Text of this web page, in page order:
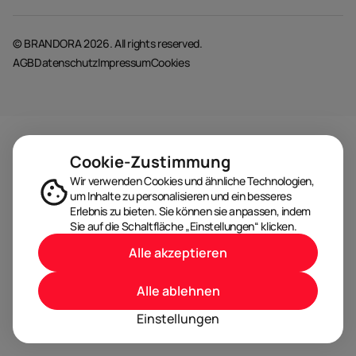
© BRANDORA 2026. All rights reserved.
AGBDatenschutzImpressumCookies
Cookie-Zustimmung
Wir verwenden Cookies und ähnliche Technologien,
um Inhalte zu personalisieren und ein besseres
Erlebnis zu bieten. Sie können sie anpassen, indem
Sie auf die Schaltfläche „Einstellungen“ klicken.
Einstellungen
Alle ablehnen
Alle akzeptieren